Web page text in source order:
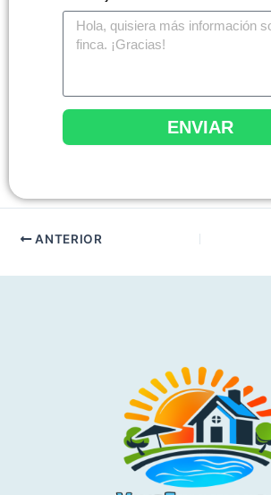
ENVIAR
ANTERIOR